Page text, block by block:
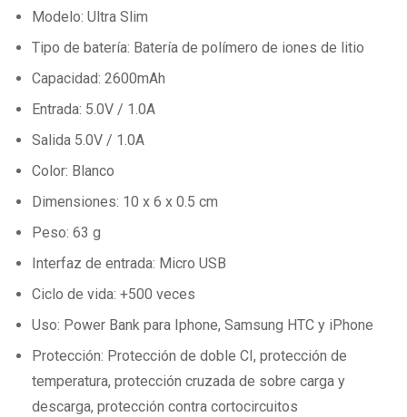
Modelo: Ultra Slim
Tipo de batería: Batería de polímero de iones de litio
Capacidad: 2600mAh
Entrada: 5.0V / 1.0A
Salida 5.0V / 1.0A
Color: Blanco
Dimensiones: 10 x 6 x 0.5 cm
Peso: 63 g
Interfaz de entrada: Micro USB
Ciclo de vida: +500 veces
Uso: Power Bank para Iphone, Samsung HTC y iPhone
Protección: Protección de doble CI, protección de
temperatura, protección cruzada de sobre carga y
descarga, protección contra cortocircuitos